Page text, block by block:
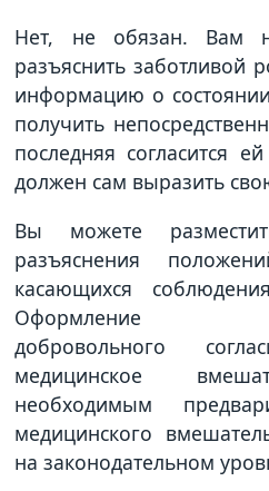
Нет, не обязан. Вам
разъяснить заботливой
информацию о
получить
последняя согласится
должен сам выразить
Вы можете
разъяснения
касающихся
Оформление
добровольного
медицинское
необходимым
медицинского
на законодательном